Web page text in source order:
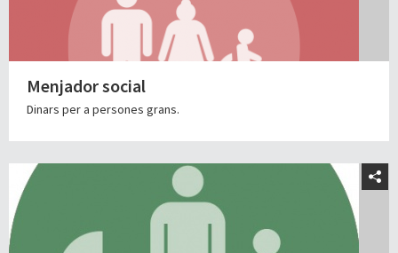
Menjador social
Dinars per a persones grans.